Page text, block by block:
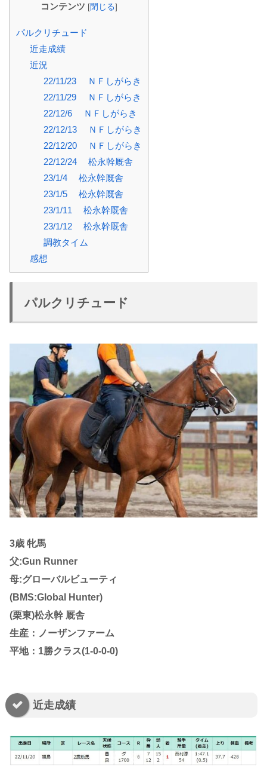
コンテンツ [閉じる]
パルクリチュード
近走成績
近況
22/11/23 ＮＦしがらき
22/11/29 ＮＦしがらき
22/12/6 ＮＦしがらき
22/12/13 ＮＦしがらき
22/12/20 ＮＦしがらき
22/12/24 松永幹厩舎
23/1/4 松永幹厩舎
23/1/5 松永幹厩舎
23/1/11 松永幹厩舎
23/1/12 松永幹厩舎
調教タイム
感想
パルクリチュード
3歳 牝馬
父:Gun Runner
母:グローバルビューティ
(BMS:Global Hunter)
(栗東)松永幹 厩舎
生産：ノーザンファーム
平地：1勝クラス(1-0-0-0)
近走成績